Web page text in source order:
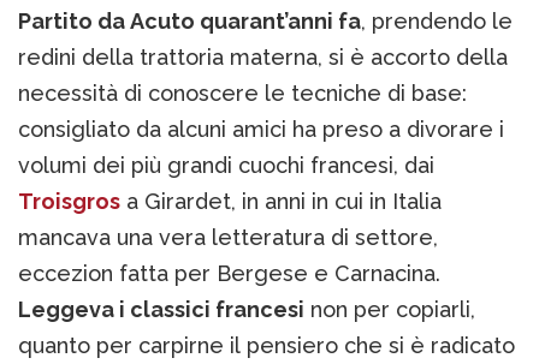
Partito da Acuto quarant’anni fa, prendendo le
redini della trattoria materna, si è accorto della
necessità di conoscere le tecniche di base:
consigliato da alcuni amici ha preso a divorare i
volumi dei più grandi cuochi francesi, dai
Troisgros a Girardet, in anni in cui in Italia
mancava una vera letteratura di settore,
eccezion fatta per Bergese e Carnacina.
Leggeva i classici francesi non per copiarli,
quanto per carpirne il pensiero che si è radicato